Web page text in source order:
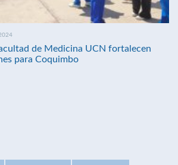
de Medicina UCN fortalecen
para Coquimbo